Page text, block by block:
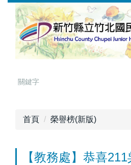
首頁 榮譽榜(新版)
【教務處】恭喜